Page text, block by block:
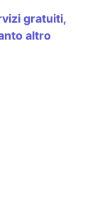
gratuiti,
altro